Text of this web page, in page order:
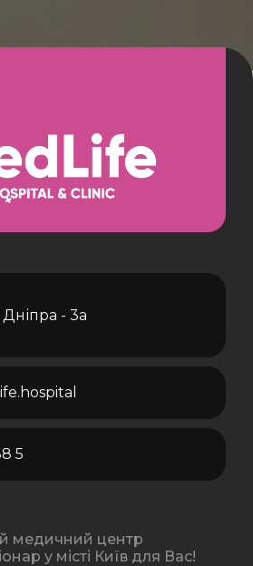
Дніпра - 3а
5
медичний центр
у місті Київ для Вас!